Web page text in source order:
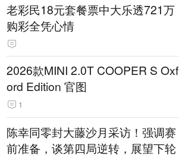
老彩民18元套餐票中大乐透721万
购彩全凭心情
2026款MINI 2.0T COOPER S Oxf
ord Edition 官图
1
陈幸同零封大藤沙月采访！强调赛
前准备，谈第四局逆转，展望下轮